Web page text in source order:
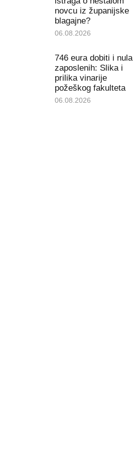
novcu iz županijske
blagajne?
06.08.2026
746 eura dobiti i nula
zaposlenih: Slika i
prilika vinarije
požeškog fakulteta
06.08.2026